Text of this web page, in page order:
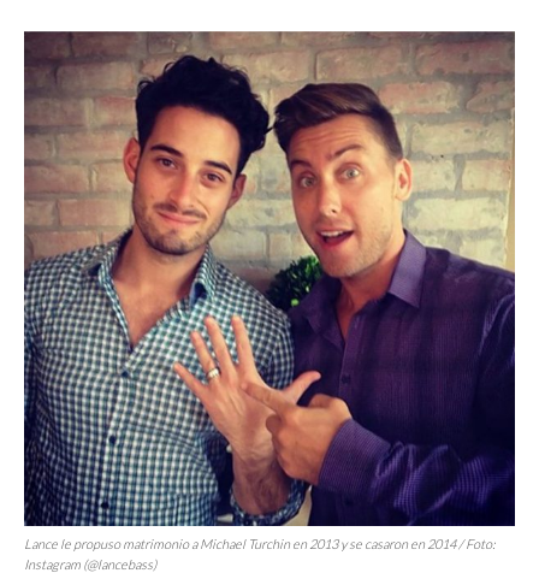
Lance le propuso matrimonio a Michael Turchin en 2013 y se casaron en 2014 / Foto:
Instagram (@lancebass)